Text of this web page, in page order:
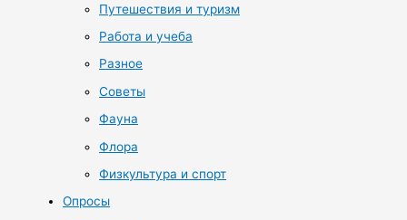
Путешествия и туризм
Работа и учеба
Разное
Советы
Фауна
Флора
Физкультура и спорт
Опросы